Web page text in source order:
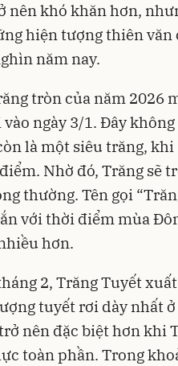
nên khó khăn hơn,
hiện tượng thiên
năm nay.
tròn của năm 2026
vào ngày 3/1. Đây
là một siêu trăng,
Nhờ đó, Trăng sẽ
thường. Tên gọi
với thời điểm mùa
hơn.
2, Trăng Tuyết
tuyết rơi dày nhất ở
nên đặc biệt hơn khi
toàn phần. Trong